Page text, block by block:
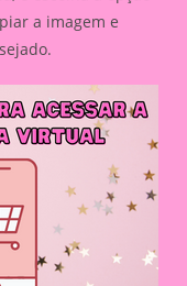
a imagem e